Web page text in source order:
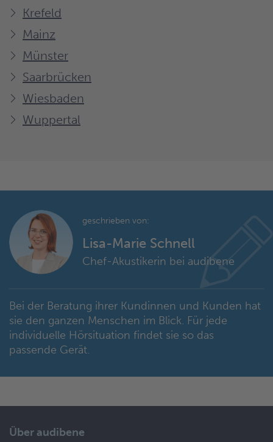
Krefeld
Mainz
Münster
Saarbrücken
Wiesbaden
Wuppertal
geschrieben von:
Lisa-Marie Schnell
Chef-Akustikerin bei audibene
Bei der Beratung ihrer Kundinnen und Kunden hat
sie den ganzen Menschen im Blick. Für jede
individuelle Hörsituation findet sie so das
passende Gerät.
Über audibene